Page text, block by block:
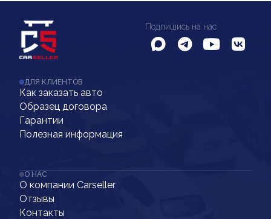
Подпишись на нас
ДЛЯ КЛИЕНТОВ
Как заказать авто
Образец договора
Гарантии
Полезная информация
О НАС
О компании Carseller
Отзывы
Контакты